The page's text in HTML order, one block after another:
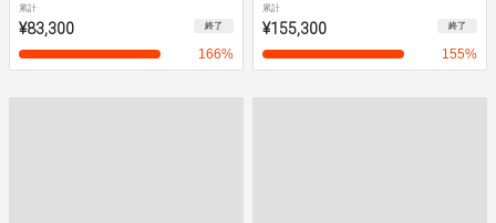
累計
¥83,300 終了
166%
累計
¥155,300 終了
155%